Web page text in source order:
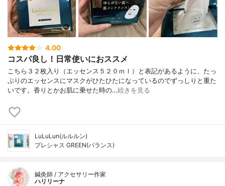
4.00
コスパ良し！日常使いにおススメ
こちら３２枚入り（エッセンス５２０ｍｌ）と表記があるように、たっ
ぷりのエッセンスにマスクがひたひたになっているのでずっしりと重た
いです。香りとかお肌に乗せた時の…続きを見る
LuLuLun(ルルルン)
プレシャス GREEN(バランス)
鍼灸師 / アクセサリー作家
ハリリーナ